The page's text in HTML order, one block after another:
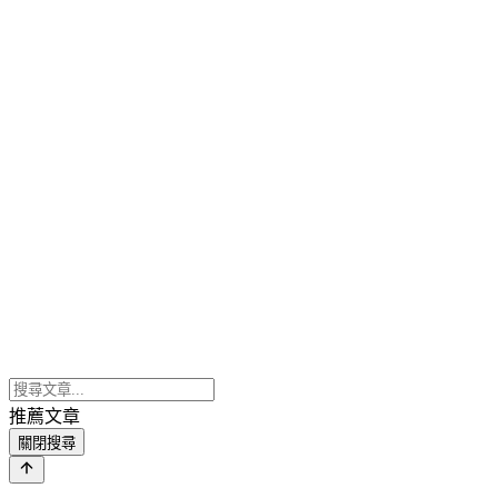
推薦文章
關閉搜尋